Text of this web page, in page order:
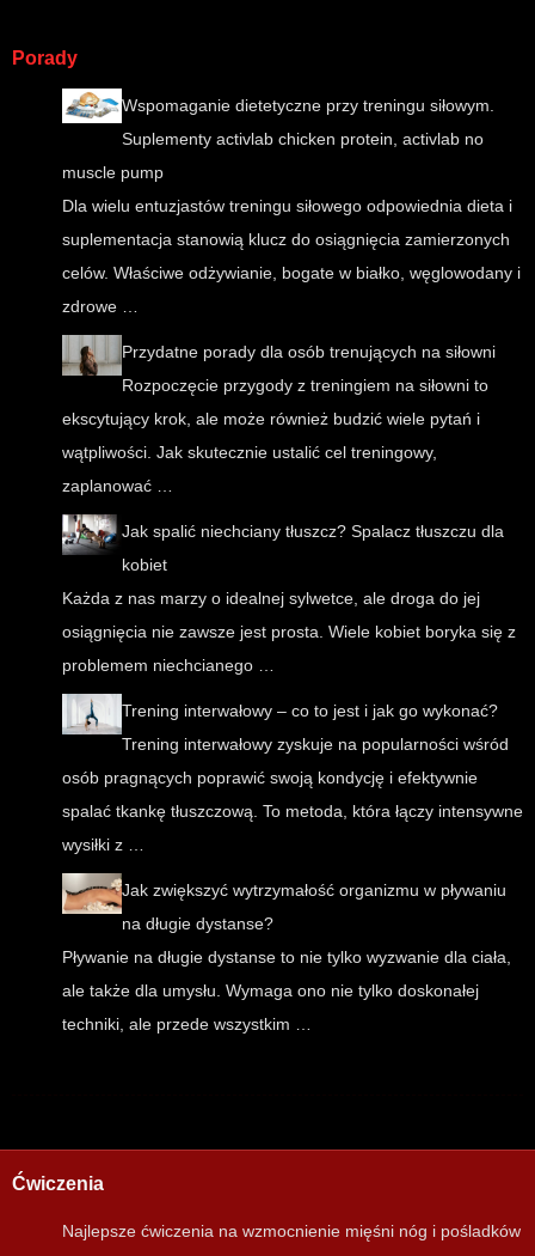
Porady
Wspomaganie dietetyczne przy treningu siłowym.
Suplementy activlab chicken protein, activlab no
muscle pump
Dla wielu entuzjastów treningu siłowego odpowiednia dieta i
suplementacja stanowią klucz do osiągnięcia zamierzonych
celów. Właściwe odżywianie, bogate w białko, węglowodany i
zdrowe …
Przydatne porady dla osób trenujących na siłowni
Rozpoczęcie przygody z treningiem na siłowni to
ekscytujący krok, ale może również budzić wiele pytań i
wątpliwości. Jak skutecznie ustalić cel treningowy,
zaplanować …
Jak spalić niechciany tłuszcz? Spalacz tłuszczu dla
kobiet
Każda z nas marzy o idealnej sylwetce, ale droga do jej
osiągnięcia nie zawsze jest prosta. Wiele kobiet boryka się z
problemem niechcianego …
Trening interwałowy – co to jest i jak go wykonać?
Trening interwałowy zyskuje na popularności wśród
osób pragnących poprawić swoją kondycję i efektywnie
spalać tkankę tłuszczową. To metoda, która łączy intensywne
wysiłki z …
Jak zwiększyć wytrzymałość organizmu w pływaniu
na długie dystanse?
Pływanie na długie dystanse to nie tylko wyzwanie dla ciała,
ale także dla umysłu. Wymaga ono nie tylko doskonałej
techniki, ale przede wszystkim …
Ćwiczenia
Najlepsze ćwiczenia na wzmocnienie mięśni nóg i pośladków